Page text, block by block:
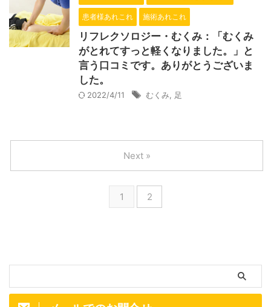
患者様あれこれ 施術あれこれ
リフレクソロジー・むくみ：「むくみ
がとれてすっと軽くなりました。」と
言う口コミです。ありがとうございま
した。
2022/4/11 むくみ 足
1 2
Next »